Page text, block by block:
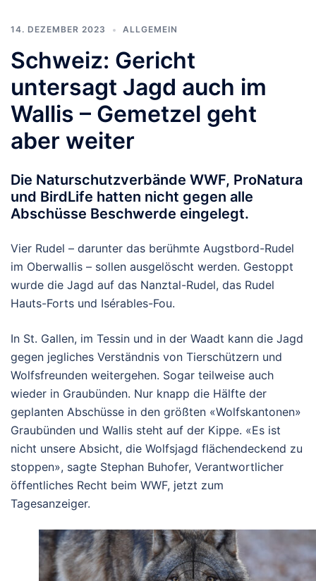
14. DEZEMBER 2023 ALLGEMEIN
Schweiz: Gericht
untersagt Jagd auch im
Wallis – Gemetzel geht
aber weiter
Die Naturschutzverbände WWF, ProNatura
und BirdLife hatten nicht gegen alle
Abschüsse Beschwerde eingelegt.
Vier Rudel – darunter das berühmte Augstbord-Rudel
im Oberwallis – sollen ausgelöscht werden. Gestoppt
wurde die Jagd auf das Nanztal-Rudel, das Rudel
Hauts-Forts und Isérables-Fou.
In St. Gallen, im Tessin und in der Waadt kann die Jagd
gegen jegliches Verständnis von Tierschützern und
Wolfsfreunden weitergehen. Sogar teilweise auch
wieder in Graubünden. Nur knapp die Hälfte der
geplanten Abschüsse in den größten «Wolfskantonen»
Graubünden und Wallis steht auf der Kippe. «Es ist
nicht unsere Absicht, die Wolfsjagd flächendeckend zu
stoppen», sagte Stephan Buhofer, Verantwortlicher
öffentliches Recht beim WWF, jetzt zum
Tagesanzeiger.